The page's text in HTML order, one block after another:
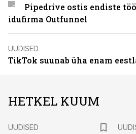
Pipedrive ostis endiste
idufirma Outfunnel
UUDISED
TikTok suunab üha enam
HETKEL KUUM
UUDISED